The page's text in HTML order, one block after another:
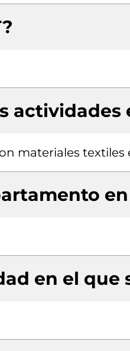
actividades
materiales
en el que